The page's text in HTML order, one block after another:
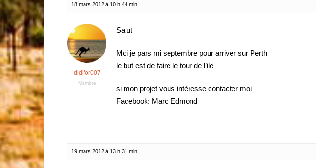
18 mars 2012 à 10 h 44 min
didifor007
Membre
Salut
Moi je pars mi septembre pour arriver sur Perth
le but est de faire le tour de l’ile
si mon projet vous intéresse contacter moi
Facebook: Marc Edmond
19 mars 2012 à 13 h 31 min